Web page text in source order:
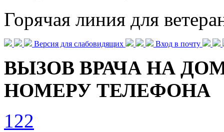
Горячая линия для
Версия для слабовидящих Вход в почту
ВЫЗОВ ВРАЧА НА
НОМЕРУ ТЕЛЕФОНА
122